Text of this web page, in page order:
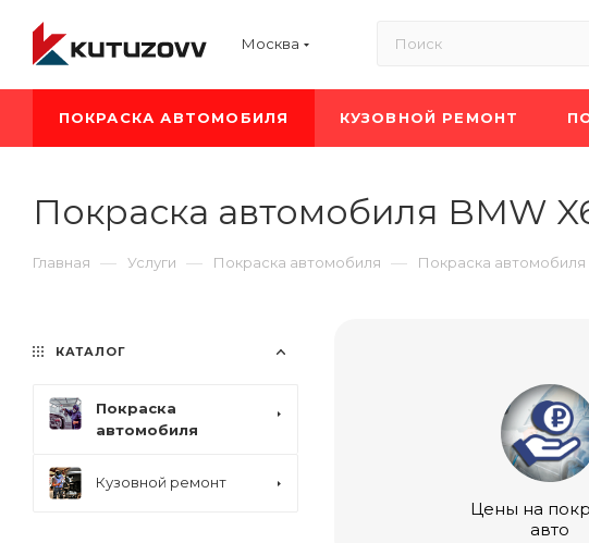
Москва
ПОКРАСКА АВТОМОБИЛЯ КУЗОВНОЙ РЕМОНТ
Покраска автомобиля BMW
Главная — Услуги — Покраска автомобиля — Покраска автомобиля
Цены на
авто
КАТАЛОГ
Покраска
автомобиля
Кузовной ремонт